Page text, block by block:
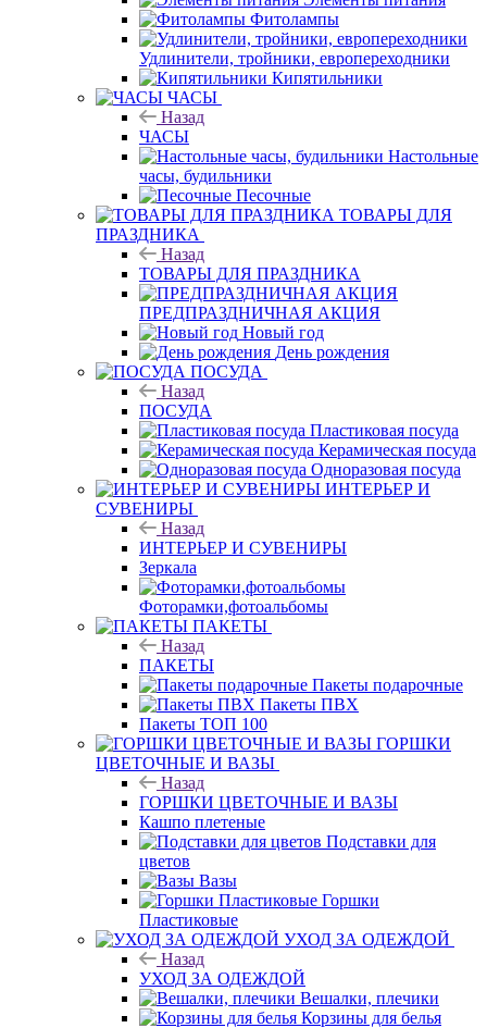
Фитолампы
Удлинители, тройники, европереходники
Кипятильники
ЧАСЫ
Назад
ЧАСЫ
Настольные
часы, будильники
Песочные
ТОВАРЫ ДЛЯ
ПРАЗДНИКА
Назад
ТОВАРЫ ДЛЯ ПРАЗДНИКА
ПРЕДПРАЗДНИЧНАЯ АКЦИЯ
Новый год
День рождения
ПОСУДА
Назад
ПОСУДА
Пластиковая посуда
Керамическая посуда
Одноразовая посуда
ИНТЕРЬЕР И
СУВЕНИРЫ
Назад
ИНТЕРЬЕР И СУВЕНИРЫ
Зеркала
Фоторамки,фотоальбомы
ПАКЕТЫ
Назад
ПАКЕТЫ
Пакеты подарочные
Пакеты ПВХ
Пакеты ТОП 100
ГОРШКИ
ЦВЕТОЧНЫЕ И ВАЗЫ
Назад
ГОРШКИ ЦВЕТОЧНЫЕ И ВАЗЫ
Кашпо плетеные
Подставки для
цветов
Вазы
Горшки
Пластиковые
УХОД ЗА ОДЕЖДОЙ
Назад
УХОД ЗА ОДЕЖДОЙ
Вешалки, плечики
Корзины для белья